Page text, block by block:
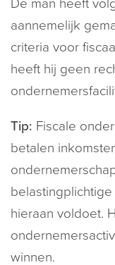
De man heeft
aannemelijk
criteria voor
heeft hij geen
Tip: Fiscale
betalen
hieraan voldoet.
winnen.